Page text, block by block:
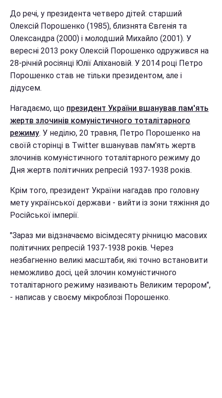
До речі, у президента четверо дітей: старший
Олексій Порошенко (1985), близнята Євгенія та
Олександра (2000) і молодший Михайло (2001). У
вересні 2013 року Олексій Порошенко одружився на
28-річній росіянці Юлії Аліхановій. У 2014 році Петро
Порошенко став не тільки президентом, але і
дідусем.
Нагадаємо, що президент України вшанував пам'ять
жертв злочинів комуністичного тоталітарного
режиму. У неділю, 20 травня, Петро Порошенко на
своїй сторінці в Twitter вшанував пам'ять жертв
злочинів комуністичного тоталітарного режиму до
Дня жертв політичних репресій 1937-1938 років.
Крім того, президент України нагадав про головну
мету української держави - вийти із зони тяжіння до
Російської імперії.
"Зараз ми відзначаємо вісімдесяту річницю масових
політичних репресій 1937-1938 років. Через
незбагненно великі масштаби, які точно встановити
неможливо досі, цей злочин комуністичного
тоталітарного режиму називають Великим терором",
- написав у своєму мікроблозі Порошенко.